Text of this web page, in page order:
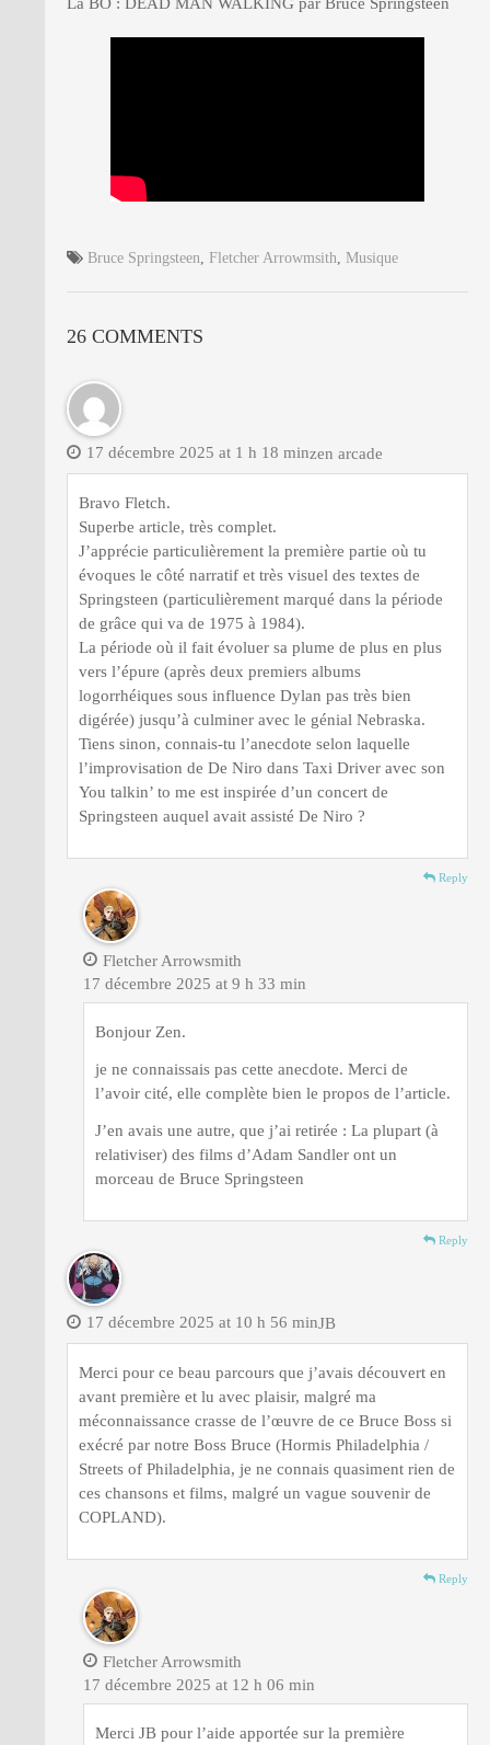
Bruce Springsteen Fletcher Arrowmsith Musique
26 COMMENTS
zen arcade
17 décembre 2025 at 1 h 18 min
Bravo Fletch.
Superbe article, très complet.
J’apprécie particulièrement la première partie où tu
évoques le côté narratif et très visuel des textes de
Springsteen (particulièrement marqué dans la période
de grâce qui va de 1975 à 1984).
La période où il fait évoluer sa plume de plus en plus
vers l’épure (après deux premiers albums
logorrhéiques sous influence Dylan pas très bien
digérée) jusqu’à culminer avec le génial Nebraska.
Tiens sinon, connais-tu l’anecdote selon laquelle
l’improvisation de De Niro dans Taxi Driver avec son
You talkin’ to me est inspirée d’un concert de
Springsteen auquel avait assisté De Niro ?
Reply
Fletcher Arrowsmith
17 décembre 2025 at 9 h 33 min
Bonjour Zen.
je ne connaissais pas cette anecdote. Merci de
l’avoir cité, elle complète bien le propos de l’article.
J’en avais une autre, que j’ai retirée : La plupart (à
relativiser) des films d’Adam Sandler ont un
morceau de Bruce Springsteen
Reply
JB
17 décembre 2025 at 10 h 56 min
Merci pour ce beau parcours que j’avais découvert en
avant première et lu avec plaisir, malgré ma
méconnaissance crasse de l’œuvre de ce Bruce Boss si
exécré par notre Boss Bruce (Hormis Philadelphia /
Streets of Philadelphia, je ne connais quasiment rien de
ces chansons et films, malgré un vague souvenir de
COPLAND).
Reply
Fletcher Arrowsmith
17 décembre 2025 at 12 h 06 min
Merci JB pour l’aide apportée sur la première